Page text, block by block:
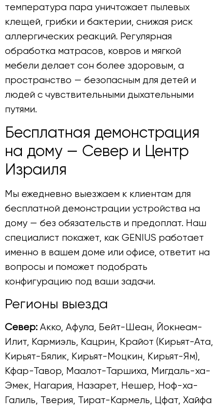
температура пара уничтожает пылевых
клещей, грибки и бактерии, снижая риск
аллергических реакций. Регулярная
обработка матрасов, ковров и мягкой
мебели делает сон более здоровым, а
пространство — безопасным для детей и
людей с чувствительными дыхательными
путями.
Бесплатная демонстрация
на дому — Север и Центр
Израиля
Мы ежедневно выезжаем к клиентам для
бесплатной демонстрации устройства на
дому — без обязательств и предоплат. Наш
специалист покажет, как GENIUS работает
именно в вашем доме или офисе, ответит на
вопросы и поможет подобрать
конфигурацию под ваши задачи.
Регионы выезда
Север: Акко, Афула, Бейт-Шеан, Йокнеам-
Илит, Кармиэль, Кацрин, Крайот (Кирьят-Ата,
Кирьят-Бялик, Кирьят-Моцкин, Кирьят-Ям),
Кфар-Тавор, Маалот-Таршиха, Мигдаль-ха-
Эмек, Нагария, Назарет, Нешер, Ноф-ха-
Галиль, Тверия, Тират-Кармель, Цфат, Хайфа